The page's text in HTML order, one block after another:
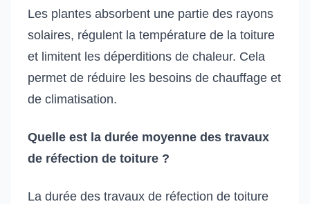
Les plantes absorbent une partie des rayons
solaires, régulent la température de la toiture
et limitent les déperditions de chaleur. Cela
permet de réduire les besoins de chauffage et
de climatisation.
Quelle est la durée moyenne des travaux
de réfection de toiture ?
La durée des travaux de réfection de toiture